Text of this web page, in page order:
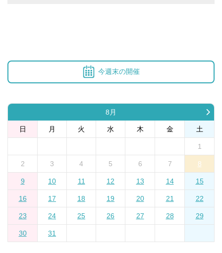
今週末の開催
8月
日 月 火 水 木 金 土
1
2 3 4 5 6 7 8
9 10 11 12 13 14 15
16 17 18 19 20 21 22
23 24 25 26 27 28 29
30 31